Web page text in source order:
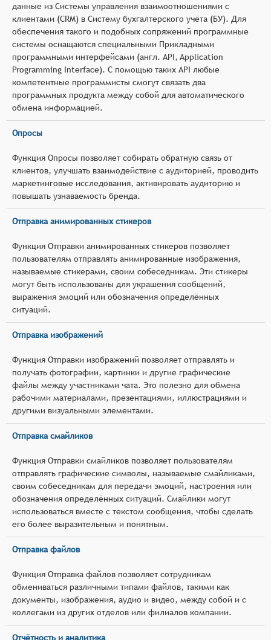
данные из Системы управления взаимоотношениями с
клиентами (CRM) в Систему бухгалтерского учёта (БУ). Для
обеспечения такого и подобных сопряжений программные
системы оснащаются специальными Прикладными
программными интерфейсами (англ. API, Application
Programming Interface). С помощью таких API любые
компетентные программисты смогут связать два
программных продукта между собой для автоматического
обмена информацией.
Опросы
Функция Опросы позволяет собирать обратную связь от
клиентов, улучшать взаимодействие с аудиторией, проводить
маркетинговые исследования, активировать аудиторию и
повышать узнаваемость бренда.
Отправка анимированных стикеров
Функция Отправки анимированных стикеров позволяет
пользователям отправлять анимированные изображения,
называемые стикерами, своим собеседникам. Эти стикеры
могут быть использованы для украшения сообщений,
выражения эмоций или обозначения определённых
ситуаций.
Отправка изображений
Функция Отправки изображений позволяет отправлять и
получать фотографии, картинки и другие графические
файлы между участниками чата. Это полезно для обмена
рабочими материалами, презентациями, иллюстрациями и
другими визуальными элементами.
Отправка смайликов
Функция Отправки смайликов позволяет пользователям
отправлять графические символы, называемые смайликами,
своим собеседникам для передачи эмоций, настроения или
обозначения определённых ситуаций. Смайлики могут
использоваться вместе с текстом сообщения, чтобы сделать
его более выразительным и понятным.
Отправка файлов
Функция Отправка файлов позволяет сотрудникам
обмениваться различными типами файлов, такими как
документы, изображения, аудио и видео, между собой и с
коллегами из других отделов или филиалов компании.
Отчётность и аналитика